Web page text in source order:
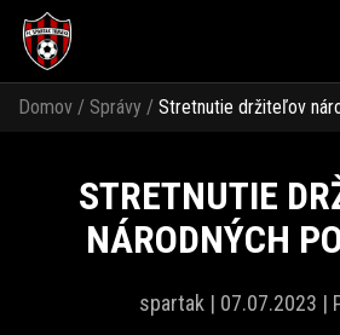
Domov / Správy / Stretnutie držiteľov
STRETNUTIE
NÁRODNÝCH
spartak | 07.07.2023 |